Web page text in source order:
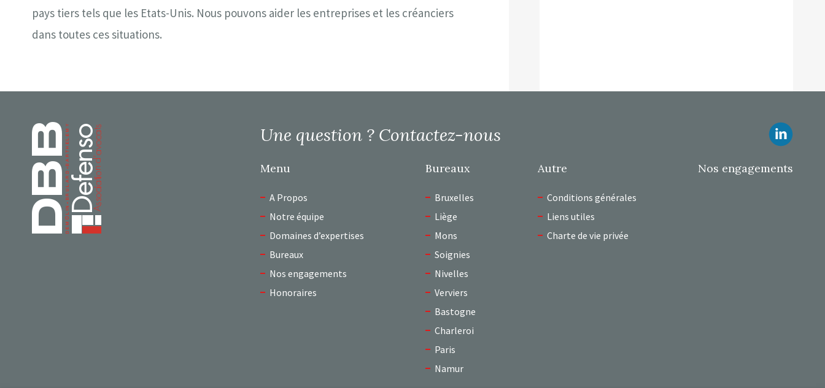
pays tiers tels que les Etats-Unis. Nous pouvons aider les entreprises et les créanciers
dans toutes ces situations.
Page d’accueil Une question ? Contactez-nous
Menu
A Propos
Notre équipe
Domaines d’expertises
Bureaux
Nos engagements
Honoraires
Bureaux
Bruxelles
Liège
Mons
Soignies
Nivelles
Verviers
Bastogne
Charleroi
Paris
Namur
Autre
Conditions générales
Liens utiles
Charte de vie privée
Nos engagements